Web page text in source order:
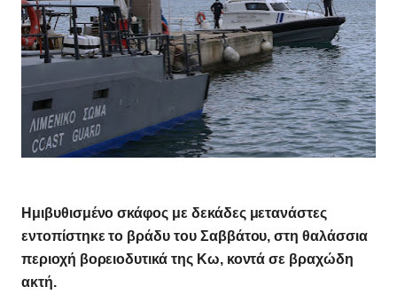
Ημιβυθισμένο σκάφος με δεκάδες μετανάστες
εντοπίστηκε το βράδυ του Σαββάτου, στη θαλάσσια
περιοχή βορειοδυτικά της Κω, κοντά σε βραχώδη
ακτή.